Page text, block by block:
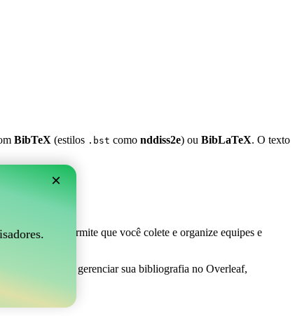
BibTeX (estilos .bst como nddiss2e) ou BibLaTeX. O texto
perfeito! Ele permite que você colete e organize equipes e
fácil de gerenciar sua bibliografia no Overleaf,
×